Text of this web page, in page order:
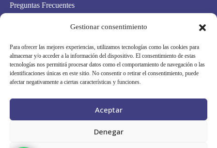
Gestionar consentimiento
Para ofrecer las mejores experiencias, utilizamos tecnologías como las cookies para
almacenar y/o acceder a la información del dispositivo. El consentimiento de estas
tecnologías nos permitirá procesar datos como el comportamiento de navegación o las
identificaciones únicas en este sitio. No consentir o retirar el consentimiento, puede
afectar negativamente a ciertas características y funciones.
Aceptar
Denegar
Preguntas Frecuentes
Política de cookies
Condiciones Generales
Síguenos en redes